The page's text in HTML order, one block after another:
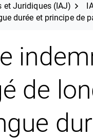
et Juridiques (IAJ)
durée et principe de
de